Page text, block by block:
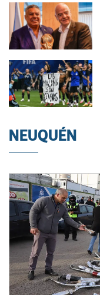
NEUQUÉN